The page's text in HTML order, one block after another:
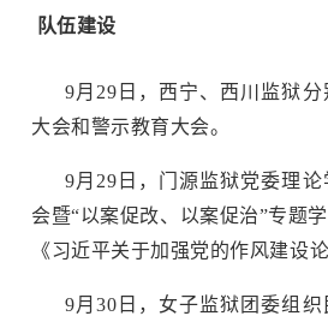
队伍建设
9月29日，西宁、西川监狱
大会和警示教育大会。
9月29日，门源监狱党委理
会暨“以案促改、以案促治”专题
《习近平关于加强党的作风建设
9月30日，女子监狱团委组